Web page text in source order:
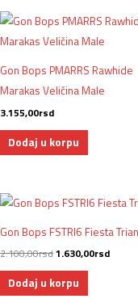
Gon Bops PMARRS Rawhide
Marakas Veličina Male
3.155,00rsd
Dodaj u korpu
Gon Bops FSTRI6 Fiesta
2.100,00rsd
Originalna
cena
bila:
2.100,00rsd.
1.630,00rsd
cena
Dodaj u korpu